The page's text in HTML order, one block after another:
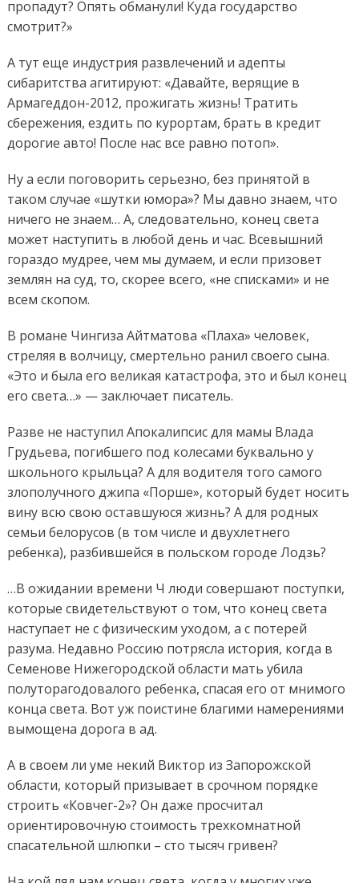
пропадут? Опять обманули! Куда государство
смотрит?»
А тут еще индустрия развлечений и адепты
сибаритства агитируют: «Давайте, верящие в
Армагеддон-2012, прожигать жизнь! Тратить
сбережения, ездить по курортам, брать в кредит
дорогие авто! После нас все равно потоп».
Ну а если поговорить серьезно, без принятой в
таком случае «шутки юмора»? Мы давно знаем, что
ничего не знаем… А, следовательно, конец света
может наступить в любой день и час. Всевышний
гораздо мудрее, чем мы думаем, и если призовет
землян на суд, то, скорее всего, «не списками» и не
всем скопом.
В романе Чингиза Айтматова «Плаха» человек,
стреляя в волчицу, смертельно ранил своего сына.
«Это и была его великая катастрофа, это и был конец
его света…» — заключает писатель.
Разве не наступил Апокалипсис для мамы Влада
Грудьева, погибшего под колесами буквально у
школьного крыльца? А для водителя того самого
злополучного джипа «Порше», который будет носить
вину всю свою оставшуюся жизнь? А для родных
семьи белорусов (в том числе и двухлетнего
ребенка), разбившейся в польском городе Лодзь?
…В ожидании времени Ч люди совершают поступки,
которые свидетельствуют о том, что конец света
наступает не с физическим уходом, а с потерей
разума. Недавно Россию потрясла история, когда в
Семенове Нижегородской области мать убила
полуторагодовалого ребенка, спасая его от мнимого
конца света. Вот уж поистине благими намерениями
вымощена дорога в ад.
А в своем ли уме некий Виктор из Запорожской
области, который призывает в срочном порядке
строить «Ковчег-2»? Он даже просчитал
ориентировочную стоимость трехкомнатной
спасательной шлюпки – сто тысяч гривен?